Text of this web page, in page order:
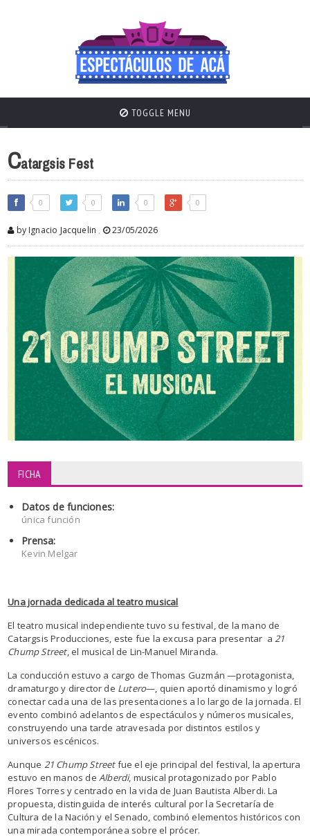
TOGGLE MENU
Catargsis Fest
0 0 0 0
by Ignacio Jacquelin , 23/05/2026
FICHA
Datos de funciones:
única función
Prensa:
Kevin Melgar
Una jornada dedicada al teatro musical
El teatro musical independiente tuvo su festival, de la mano de
Catargsis Producciones, este fue la excusa para presentar a21
Chump Street, el musical de Lin-Manuel Miranda.
La conducción estuvo a cargo de Thomas Guzmán —protagonista,
dramaturgo y director de Lutero—, quien aportó dinamismo y logró
conectar cada una de las presentaciones a lo largo de la jornada. El
evento combinó adelantos de espectáculos y números musicales,
construyendo una tarde atravesada por distintos estilos y
universos escénicos.
Aunque 21 Chump Streetfue el eje principal del festival, la apertura
estuvo en manos de Alberdi, musical protagonizado por Pablo
Flores Torres y centrado en la vida de Juan Bautista Alberdi. La
propuesta, distinguida de interés cultural por la Secretaría de
Cultura de la Nación y el Senado, combinó elementos históricos con
una mirada contemporánea sobre el prócer.